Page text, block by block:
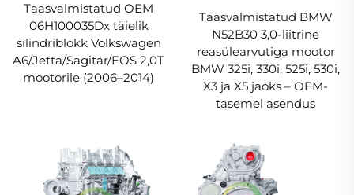
Taasvalmistatud OEM
06H100035Dx täielik
silindriblokk Volkswagen
A6/Jetta/Sagitar/EOS 2,0T
mootorile (2006–2014)
Taasvalmistatud BMW
N52B30 3,0-liitrine
reasülearvutiga mootor
BMW 325i, 330i, 525i, 530i,
X3 ja X5 jaoks – OEM-
tasemel asendus